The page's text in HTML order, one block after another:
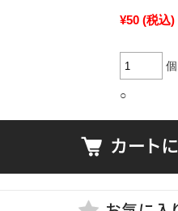
¥50 (税込)
個
○